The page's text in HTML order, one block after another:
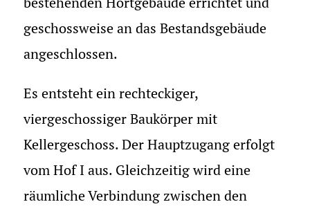
geschossweise an das Bestandsgebäude
angeschlossen.
Es entsteht ein rechteckiger,
viergeschossiger Baukörper mit
Kellergeschoss. Der Hauptzugang erfolgt
vom Hof I aus. Gleichzeitig wird eine
räumliche Verbindung zwischen den